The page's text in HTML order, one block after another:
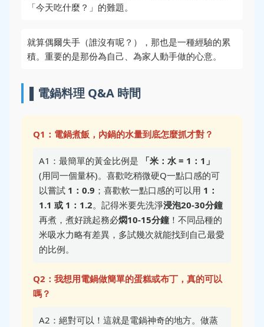
「今天吃什麼？」的難題。
就算偶爾失手（誰沒有呢？），那也是一種經驗的累
積。重要的是那份為自己、為家人動手做的心意。
▌電鍋料理 Q&A 時間
Q1：電鍋煮飯，內鍋的水量到底怎麼抓才對？
A1：最簡單的黃金比例是
「米：水 = 1：1」
(用同一個量杯)。喜歡吃稍微硬Q一點口感的可
以嘗試 1：0.9 ；喜歡軟一點口感的可以用 1：
1.1 或 1：1.2。記得米要先洗淨浸泡20-30分鐘
再煮，煮好跳起務必燜10-15分鐘 ！不同品種的
米吸水力略有差異，多試幾次就能找到自己最愛
的比例。
Q2：我想用電鍋做簡單的蛋糕或布丁，真的可以
嗎？
A2：絕對可以！這就是電鍋神奇的地方。做蒸